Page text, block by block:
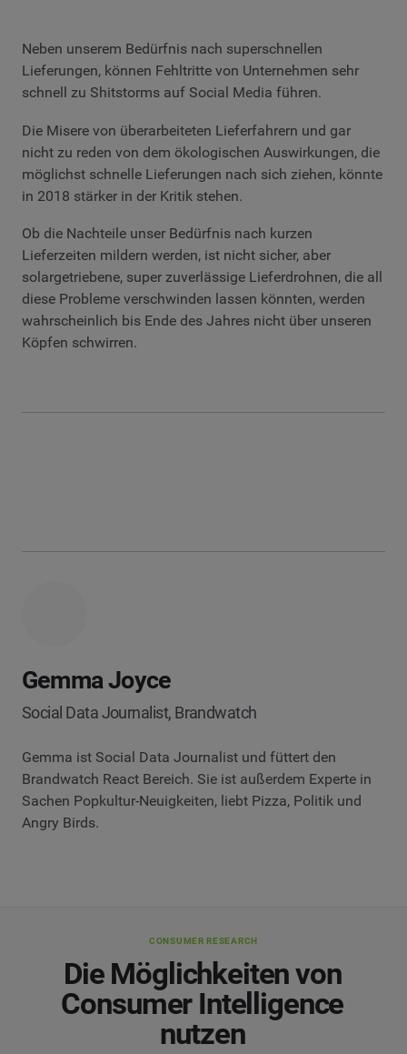
Neben unserem Bedürfnis nach superschnellen
Lieferungen, können Fehltritte von Unternehmen sehr
schnell zu Shitstorms auf Social Media führen.
Die Misere von überarbeiteten Lieferfahrern und gar
nicht zu reden von dem ökologischen Auswirkungen, die
möglichst schnelle Lieferungen nach sich ziehen, könnte
in 2018 stärker in der Kritik stehen.
Ob die Nachteile unser Bedürfnis nach kurzen
Lieferzeiten mildern werden, ist nicht sicher, aber
solargetriebene, super zuverlässige Lieferdrohnen, die all
diese Probleme verschwinden lassen könnten, werden
wahrscheinlich bis Ende des Jahres nicht über unseren
Köpfen schwirren.
Gemma Joyce
Social Data Journalist, Brandwatch
Gemma ist Social Data Journalist und füttert den
Brandwatch React Bereich. Sie ist außerdem Experte in
Sachen Popkultur-Neuigkeiten, liebt Pizza, Politik und
Angry Birds.
CONSUMER RESEARCH
Die Möglichkeiten von
Consumer Intelligence
nutzen